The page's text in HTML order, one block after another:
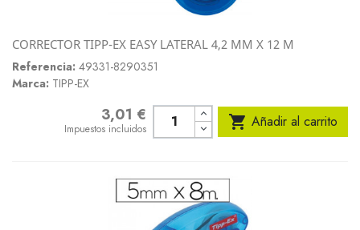
CORRECTOR TIPP-EX EASY LATERAL 4,2 MM X 12 M
Referencia: 49331-8290351
Marca: TIPP-EX
3,01 €
Impuestos incluidos  Añadir al carrito